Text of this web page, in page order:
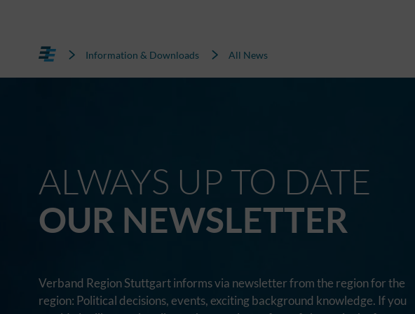
Information & Downloads All News
ALWAYS UP TO DATE
OUR NEWSLETTER
Verband Region Stuttgart informs via newsletter from the region for the
region: Political decisions, events, exciting background knowledge. If you